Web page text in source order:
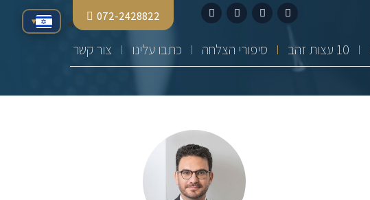
072-2428822
10 עצות זהב סיפורי הצלחה כתבו עלינו צור קשר
▾